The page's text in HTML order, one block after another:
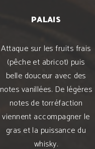
PALAIS
Attaque sur les fruits frais
(pêche et abricot) puis
belle douceur avec des
notes vanillées. De légères
notes de torréfaction
viennent accompagner le
gras et la puissance du
whisky.